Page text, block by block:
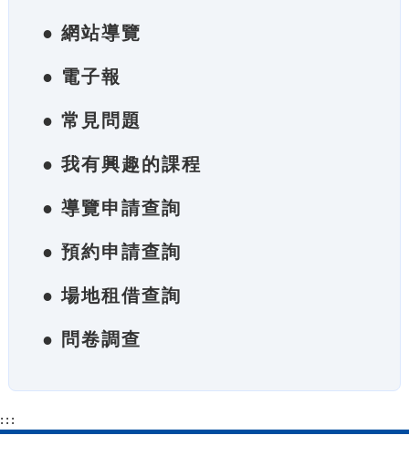
● 網站導覽
● 電子報
● 常見問題
● 我有興趣的課程
● 導覽申請查詢
● 預約申請查詢
● 場地租借查詢
● 問卷調查
:::